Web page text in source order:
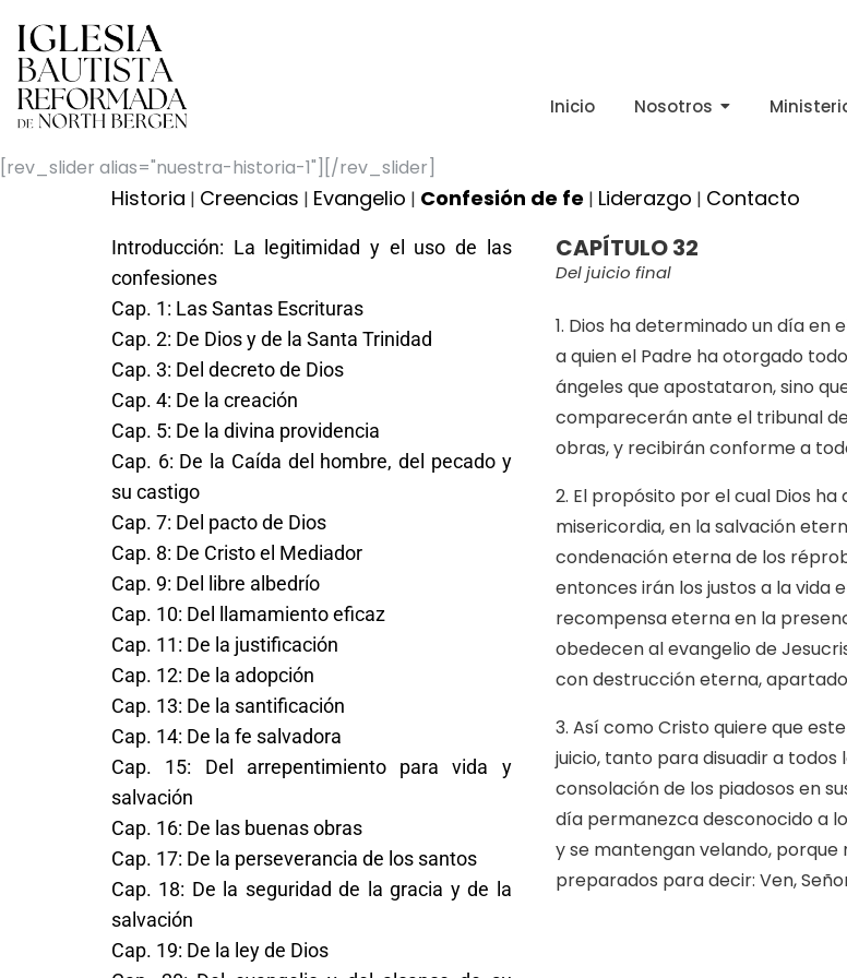
Inicio Nosotros
[rev_slider alias="nuestra-historia-1"][/rev_slider]
Historia | Creencias | Evangelio | Confesión de fe | Liderazgo | Contacto
Introducción: La legitimidad y el uso de las
confesiones
Cap. 1: Las Santas Escrituras
Cap. 2: De Dios y de la Santa Trinidad
Cap. 3: Del decreto de Dios
Cap. 4: De la creación
Cap. 5: De la divina providencia
Cap. 6: De la Caída del hombre, del pecado y
su castigo
Cap. 7: Del pacto de Dios
Cap. 8: De Cristo el Mediador
Cap. 9: Del libre albedrío
Cap. 10: Del llamamiento eficaz
Cap. 11: De la justificación
Cap. 12: De la adopción
Cap. 13: De la santificación
Cap. 14: De la fe salvadora
Cap. 15: Del arrepentimiento para vida y
salvación
Cap. 16: De las buenas obras
Cap. 17: De la perseverancia de los santos
Cap. 18: De la seguridad de la gracia y de la
salvación
Cap. 19: De la ley de Dios
CAPÍTULO 32
Del juicio final
1. Dios ha determinado un día en
a quien el Padre ha otorgado
ángeles que apostataron, sino
comparecerán ante el tribunal
obras, y recibirán conforme a
2. El propósito por el cual Dios
misericordia, en la salvación
condenación eterna de los
entonces irán los justos a la vida
recompensa eterna en la
obedecen al evangelio de
con destrucción eterna,
3. Así como Cristo quiere que
juicio, tanto para disuadir a
consolación de los piadosos en
día permanezca desconocido a
y se mantengan velando,
preparados para decir: Ven,